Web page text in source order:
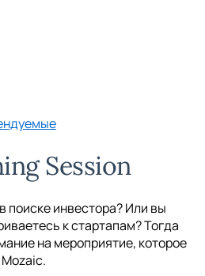
Session
поиске инвестора? Или вы
к стартапам? Тогда
на мероприятие, которое